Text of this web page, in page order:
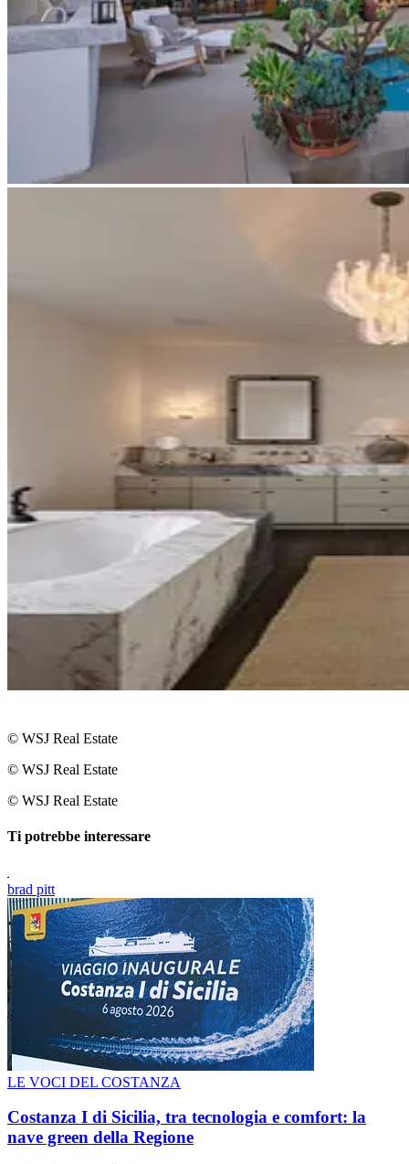
© WSJ Real Estate
© WSJ Real Estate
© WSJ Real Estate
Ti potrebbe interessare
brad pitt
LE VOCI DEL COSTANZA
Costanza I di Sicilia, tra tecnologia e comfort: la
nave green della Regione